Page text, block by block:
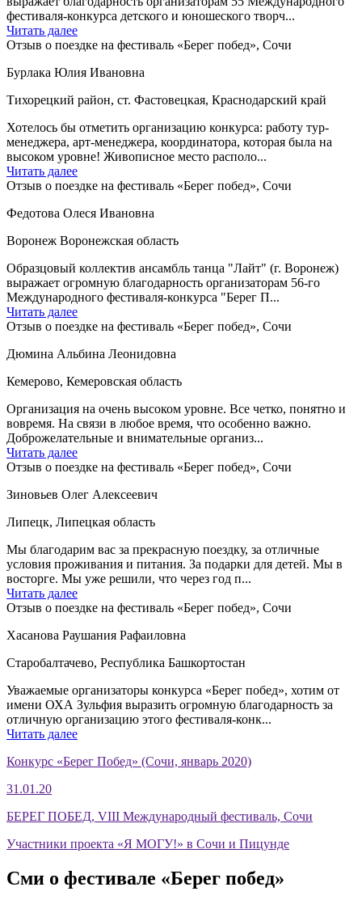
фестиваля-конкурса детского и юношеского творч...
Читать далее
Отзыв о поездке на фестиваль «Берег побед», Сочи
Бурлака Юлия Ивановна
Тихорецкий район, ст. Фастовецкая, Краснодарский край
Хотелось бы отметить организацию конкурса: работу тур-
менеджера, арт-менеджера, координатора, которая была на
высоком уровне! Живописное место располо...
Читать далее
Отзыв о поездке на фестиваль «Берег побед», Сочи
Федотова Олеся Ивановна
Воронеж Воронежская область
Образцовый коллектив ансамбль танца "Лайт" (г. Воронеж)
выражает огромную благодарность организаторам 56-го
Международного фестиваля-конкурса "Берег П...
Читать далее
Отзыв о поездке на фестиваль «Берег побед», Сочи
Дюмина Альбина Леонидовна
Кемерово, Кемеровская область
Организация на очень высоком уровне. Все четко, понятно и
вовремя. На связи в любое время, что особенно важно.
Доброжелательные и внимательные организ...
Читать далее
Отзыв о поездке на фестиваль «Берег побед», Сочи
Зиновьев Олег Алексеевич
Липецк, Липецкая область
Мы благодарим вас за прекрасную поездку, за отличные
условия проживания и питания. За подарки для детей. Мы в
восторге. Мы уже решили, что через год п...
Читать далее
Отзыв о поездке на фестиваль «Берег побед», Сочи
Хасанова Раушания Рафаиловна
Старобалтачево, Республика Башкортостан
Уважаемые организаторы конкурса «Берег побед», хотим от
имени ОХА Зульфия выразить огромную благодарность за
отличную организацию этого фестиваля-конк...
Читать далее
Конкурс «Берег Побед» (Сочи, январь 2020)
31.01.20
БЕРЕГ ПОБЕД, VIII Международный фестиваль, Сочи
Участники проекта «Я МОГУ!» в Сочи и Пицунде
Сми о фестивале «Берег побед»